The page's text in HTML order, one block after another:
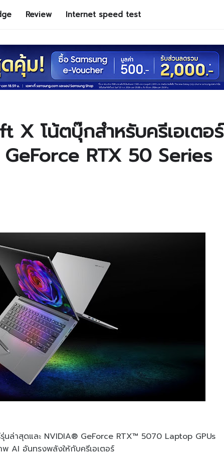
Review Internet speed test
X โน้ตบุ๊กสำหรับครีเอเตอร์
RTX 50 Series
รุ่นล่าสุดและ NVIDIA® GeForce RTX™ 5070 Laptop GPUs
AI อันทรงพลังให้กับครีเอเตอร์